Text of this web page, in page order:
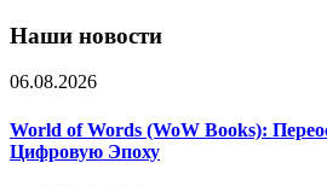
Наши новости
06.08.2026
World of Words (WoW Books):
Цифровую Эпоху